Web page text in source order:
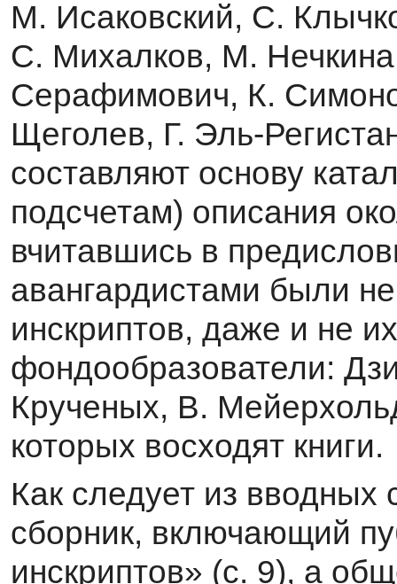
М. Исаковский, С.
С. Михалков, М.
Серафимович, К.
Щеголев, Г. Эль-
составляют основу
подсчетам) описания
вчитавшись в
авангардистами были
инскриптов, даже и не
фондообразователи:
Крученых, В.
кото­рых восходят книги.
Как следует из
сборник, включающий
инскриптов» (с. 9), а